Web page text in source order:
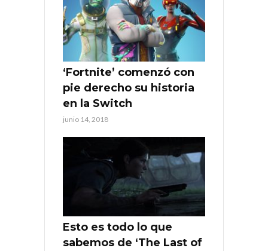
‘Fortnite’ comenzó con
pie derecho su historia
en la Switch
junio 14, 2018
Esto es todo lo que
sabemos de ‘The Last of